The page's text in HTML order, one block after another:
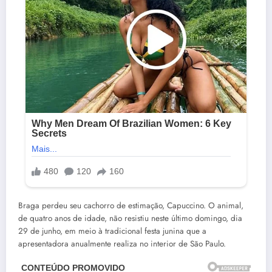
Braga perdeu seu cachorro de estimação, Capuccino. O animal,
de quatro anos de idade, não resistiu neste último domingo, dia
29 de junho, em meio à tradicional festa junina que a
apresentadora anualmente realiza no interior de São Paulo.